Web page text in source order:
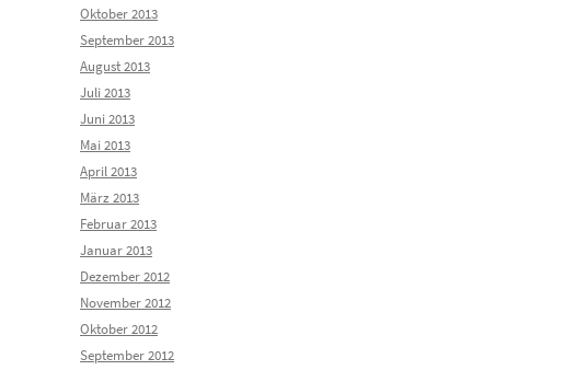
Oktober 2013
September 2013
August 2013
Juli 2013
Juni 2013
Mai 2013
April 2013
März 2013
Februar 2013
Januar 2013
Dezember 2012
November 2012
Oktober 2012
September 2012